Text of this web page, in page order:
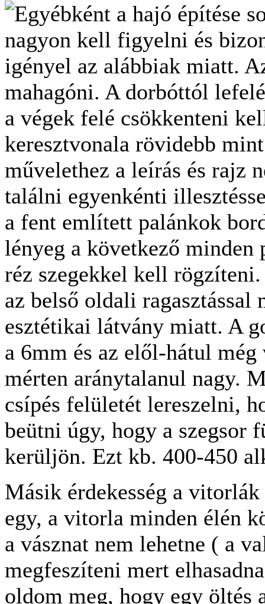
Egyébként a hajó építése
nagyon kell figyelni és
igényel az alábbiak miatt.
mahagóni. A dorbóttól
a végek felé csökkenteni
keresztvonala rövidebb
művelethez a leírás és rajz
találni egyenkénti
a fent említett palánkok
lényeg a következő minden
réz szegekkel kell
az belső oldali ragasztással
esztétikai látvány miatt. A
a 6mm és az elől-hátul
mérten aránytalanul nagy.
csípés felületét lereszelni,
beütni úgy, hogy a szegsor
kerüljön. Ezt kb. 400-450
Másik érdekesség a
egy, a vitorla minden élén
a vásznat nem lehetne ( a
megfeszíteni mert
oldom meg, hogy egy öltés